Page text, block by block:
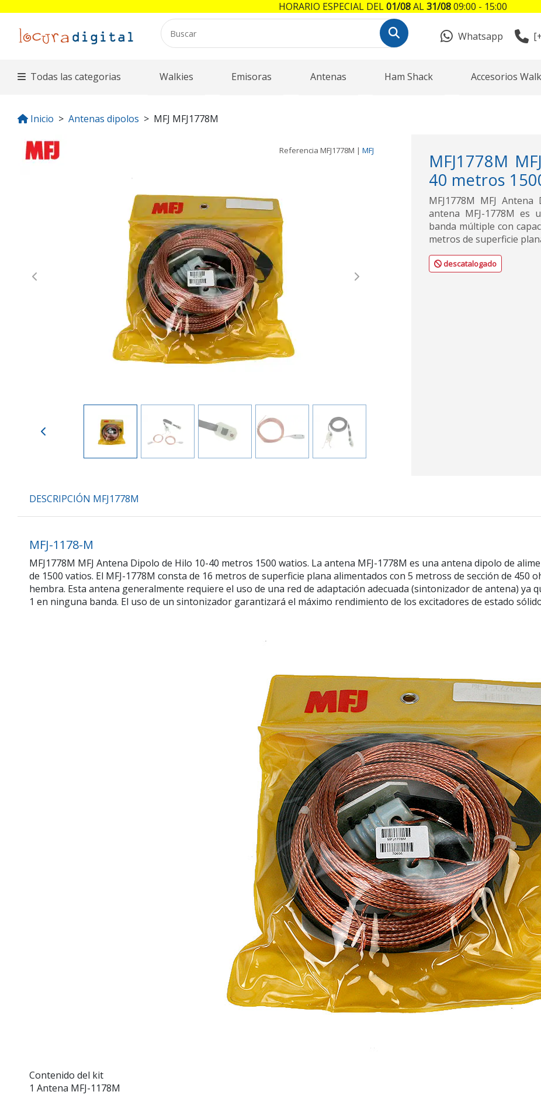
Whatsapp
Todas las categorias Walkies Emisoras Antenas Ham Shack Accesorios
Inicio Antenas dipolos MFJ MFJ1778M
Referencia MFJ1778M | MFJ
Previous Next
MFJ1778M
40 metros
MFJ1778M MFJ
antena MFJ-1778M es
banda múltiple con
metros de superficie
descatalogado
DESCRIPCIÓN MFJ1778M
MFJ-1178-M
MFJ1778M MFJ Antena Dipolo de Hilo 10-40 metros 1500 watios. La antena MFJ-1778M es una antena dipolo de
de 1500 vatios. El MFJ-1778M consta de 16 metros de superficie plana alimentados con 5 metross de sección de 450
hembra. Esta antena generalmente requiere el uso de una red de adaptación adecuada (sintonizador de antena) ya
1 en ninguna banda. El uso de un sintonizador garantizará el máximo rendimiento de los excitadores de estado
Contenido del kit
1 Antena MFJ-1178M
HORARIO ESPECIAL DEL01/08AL31/0809:00 - 15:00